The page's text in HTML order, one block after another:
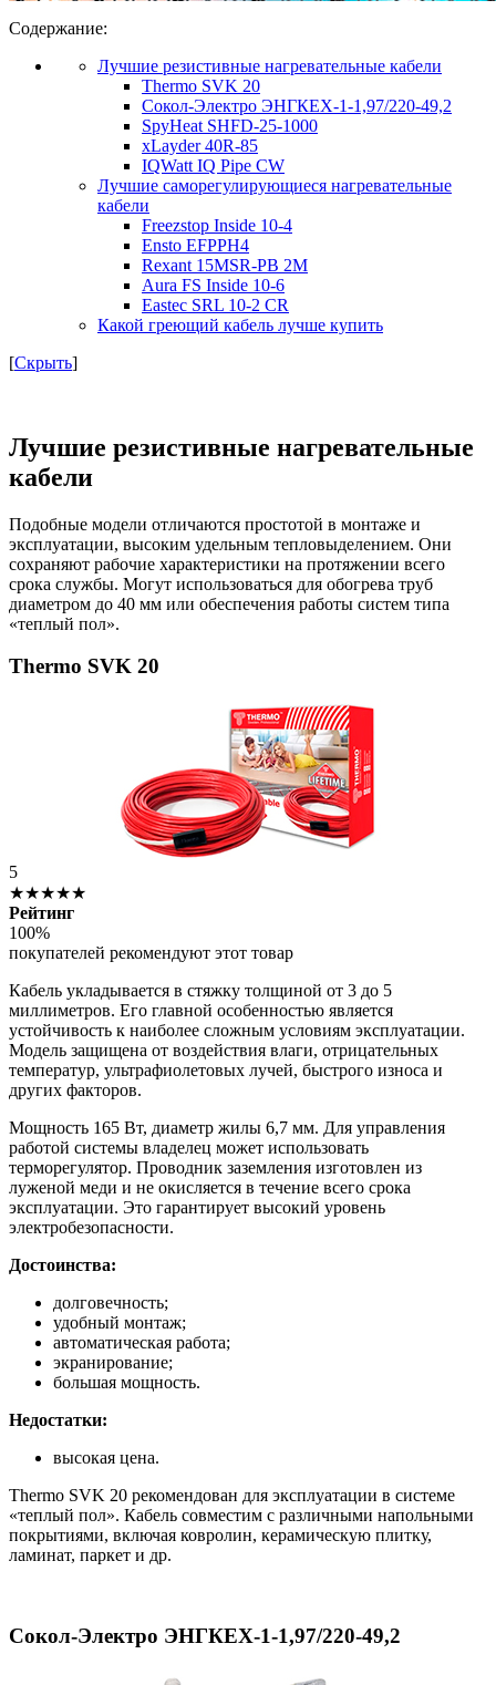
Содержание:
Лучшие резистивные нагревательные кабели
Thermo SVK 20
Сокол-Электро ЭНГКЕХ-1-1,97/220-49,2
SpyHeat SHFD-25-1000
xLayder 40R-85
IQWatt IQ Pipe CW
Лучшие саморегулирующиеся нагревательные
кабели
Freezstop Inside 10-4
Ensto EFPPH4
Rexant 15MSR-PB 2M
Aura FS Inside 10-6
Eastec SRL 10-2 CR
Какой греющий кабель лучше купить
[Скрыть]
Лучшие резистивные нагревательные
кабели
Подобные модели отличаются простотой в монтаже и
эксплуатации, высоким удельным тепловыделением. Они
сохраняют рабочие характеристики на протяжении всего
срока службы. Могут использоваться для обогрева труб
диаметром до 40 мм или обеспечения работы систем типа
«теплый пол».
Thermo SVK 20
5
★★★★★
Рейтинг
100%
покупателей рекомендуют этот товар
Кабель укладывается в стяжку толщиной от 3 до 5
миллиметров. Его главной особенностью является
устойчивость к наиболее сложным условиям эксплуатации.
Модель защищена от воздействия влаги, отрицательных
температур, ультрафиолетовых лучей, быстрого износа и
других факторов.
Мощность 165 Вт, диаметр жилы 6,7 мм. Для управления
работой системы владелец может использовать
терморегулятор. Проводник заземления изготовлен из
луженой меди и не окисляется в течение всего срока
эксплуатации. Это гарантирует высокий уровень
электробезопасности.
Достоинства:
долговечность;
удобный монтаж;
автоматическая работа;
экранирование;
большая мощность.
Недостатки:
высокая цена.
Thermo SVK 20 рекомендован для эксплуатации в системе
«теплый пол». Кабель совместим с различными напольными
покрытиями, включая ковролин, керамическую плитку,
ламинат, паркет и др.
Сокол-Электро ЭНГКЕХ-1-1,97/220-49,2